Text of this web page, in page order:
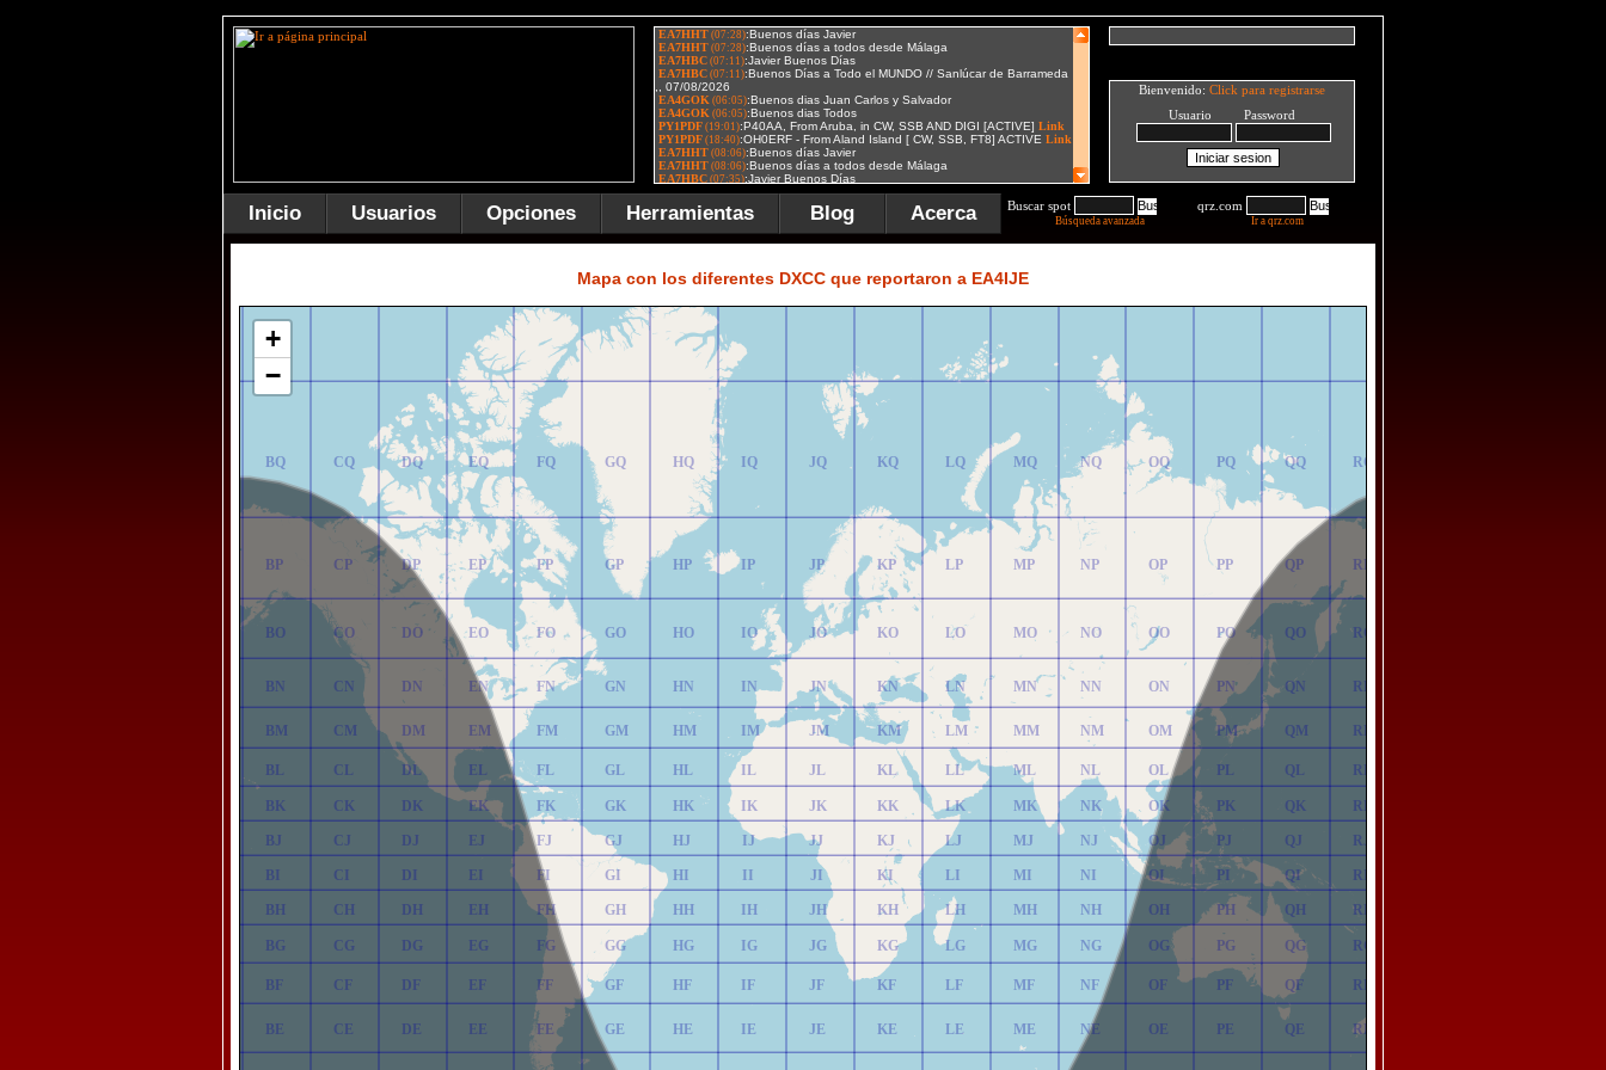
Bienvenido: Click para registrarse
Usuario Password
Inicio Usuarios Opciones Herramientas Blog Acerca Buscar spot
Búsqueda avanzada
qrz.com
Ir a qrz.com
Mapa con los diferentes DXCC que reportaron a EA4IJE
BE
BF
BG
BH
BI
BJ
BK
BL
BM
BN
BO
BP
BQ
BR
CE
CF
CG
CH
CI
CJ
CK
CL
CM
CN
CO
CP
CQ
CR
DE
DF
DG
DH
DI
DJ
DK
DL
DM
DN
DO
DP
DQ
DR
EE
EF
EG
EH
EI
EJ
EK
EL
EM
EN
EO
EP
EQ
ER
FE
FF
FG
FH
FI
FJ
FK
FL
FM
FN
FO
FP
FQ
FR
GE
GF
GG
GH
GI
GJ
GK
GL
GM
GN
GO
GP
GQ
GR
HE
HF
HG
HH
HI
HJ
HK
HL
HM
HN
HO
HP
HQ
HR
IE
IF
IG
IH
II
IJ
IK
IL
IM
IN
IO
IP
IQ
IR
JE
JF
JG
JH
JI
JJ
JK
JL
JM
JN
JO
JP
JQ
JR
KE
KF
KG
KH
KI
KJ
KK
KL
KM
KN
KO
KP
KQ
KR
LE
LF
LG
LH
LI
LJ
LK
LL
LM
LN
LO
LP
LQ
LR
ME
MF
MG
MH
MI
MJ
MK
ML
MM
MN
MO
MP
MQ
MR
NE
NF
NG
NH
NI
NJ
NK
NL
NM
NN
NO
NP
NQ
NR
OE
OF
OG
OH
OI
OJ
OK
OL
OM
ON
OO
OP
OQ
OR
PE
PF
PG
PH
PI
PJ
PK
PL
PM
PN
PO
PP
PQ
PR
QE
QF
QG
QH
QI
QJ
QK
QL
QM
QN
QO
QP
QQ
QR
RE
RF
RG
RH
RI
RJ
RK
RL
RM
RN
RO
RP
RQ
RR
+
−